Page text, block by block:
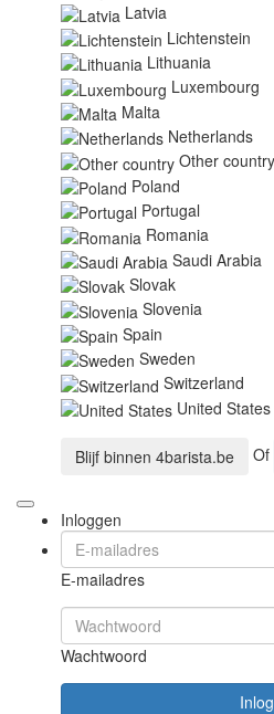
Latvia
Lichtenstein
Lithuania
Luxembourg
Malta
Netherlands
Other country
Poland
Portugal
Romania
Saudi Arabia
Slovak
Slovenia
Spain
Sweden
Switzerland
United States
Blijf binnen 4barista.be Of
Inloggen
E-mailadres
Wachtwoord